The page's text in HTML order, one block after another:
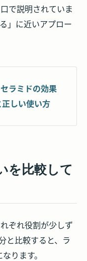
で説明されていま
」に近いアプロー
ラミドの効果
しい使い方
を比較して
ぞれ役割が少しず
と比較すると、ラ
ります。